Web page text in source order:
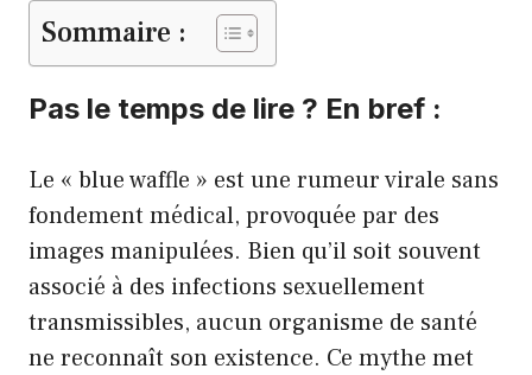
Sommaire :
Pas le temps de lire ? En bref :
Le « blue waffle » est une rumeur virale sans
fondement médical, provoquée par des
images manipulées. Bien qu’il soit souvent
associé à des infections sexuellement
transmissibles, aucun organisme de santé
ne reconnaît son existence. Ce mythe met